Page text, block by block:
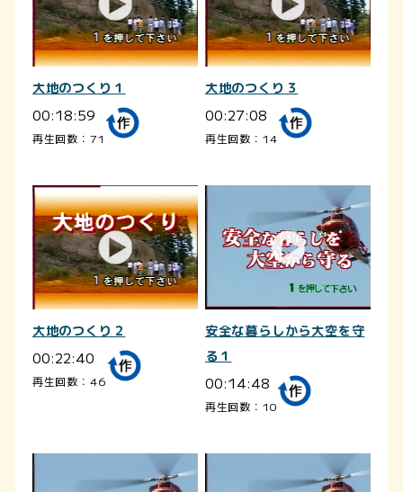
大地のつくり１
00:18:59
再生回数：71
大地のつくり３
00:27:08
再生回数：14
大地のつくり２
00:22:40
再生回数：46
安全な暮らしから大空を守
る１
00:14:48
再生回数：10